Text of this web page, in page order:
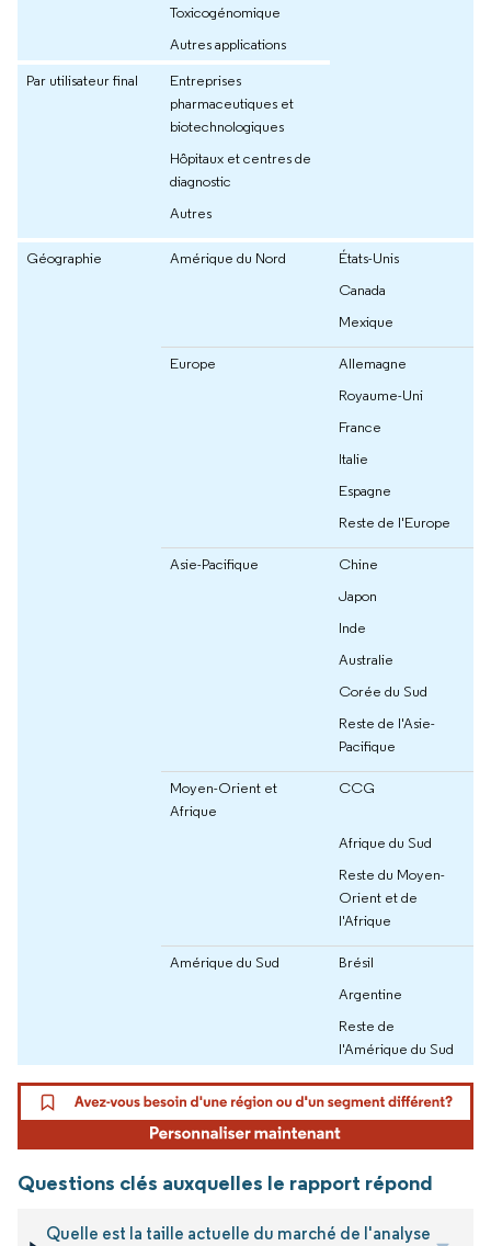
Toxicogénomique
Autres applications
Par utilisateur final
Entreprises
pharmaceutiques et
biotechnologiques
Hôpitaux et centres de
diagnostic
Autres
Géographie Amérique du Nord
États-Unis
Canada
Mexique
Europe
Allemagne
Royaume-Uni
France
Italie
Espagne
Reste de l'Europe
Asie-Pacifique
Chine
Japon
Inde
Australie
Corée du Sud
Reste de l'Asie-
Pacifique
Moyen-Orient et
Afrique
CCG
Afrique du Sud
Reste du Moyen-
Orient et de
l'Afrique
Amérique du Sud
Brésil
Argentine
Reste de
l'Amérique du Sud
Questions clés auxquelles le rapport répond
Quelle est la taille actuelle du marché de l'analyse